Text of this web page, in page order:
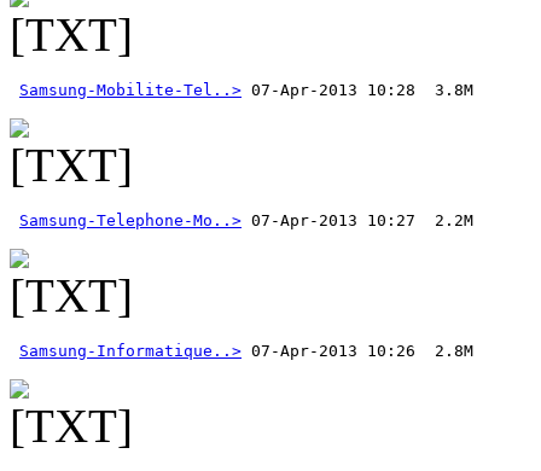
Samsung-Mobilite-Tel..>
Samsung-Telephone-Mo..>
Samsung-Informatique..>